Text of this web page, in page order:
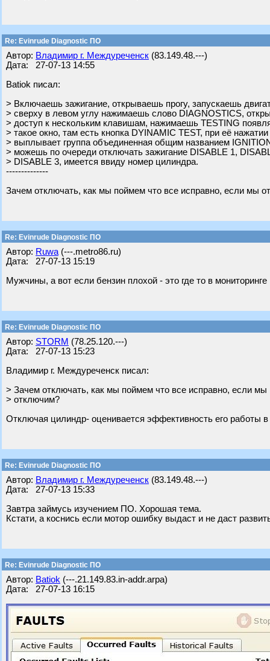
Re: Evinrude Diagnostic ПО
Автор: Владимир г. Междуреченск (83.149.48.---)
Дата: 27-07-13 14:55
Batiok писал:
> Включаешь зажигание, открываешь прогу, запускаешь
> сверху в левом углу нажимаешь слово DIAGNOSTICS,
> доступ к нескольким клавишам, нажимаешь TESTING
> такое окно, там есть кнопка DYINAMIC TEST, при её нажатии
> выплывает группа объединенная общим названием
> можешь по очереди отключать зажигание DISABLE 1,
> DISABLE 3, имеется ввиду номер цилиндра.
--------------
Зачем отключать, как мы поймем что все исправно, если мы
Re: Evinrude Diagnostic ПО
Автор: Ruwa (---.metro86.ru)
Дата: 27-07-13 15:19
Мужчины, а вот если бензин плохой - это где то в
Re: Evinrude Diagnostic ПО
Автор: STORM (78.25.120.---)
Дата: 27-07-13 15:23
Владимир г. Междуреченск писал:
> Зачем отключать, как мы поймем что все исправно, если мы
> отключим?
Отключая цилиндр- оценивается эффективность его работы
Re: Evinrude Diagnostic ПО
Автор: Владимир г. Междуреченск (83.149.48.---)
Дата: 27-07-13 15:33
Завтра займусь изучением ПО. Хорошая тема.
Кстати, а коснись если мотор ошибку выдаст и не даст
Re: Evinrude Diagnostic ПО
Автор: Batiok (---.21.149.83.in-addr.arpa)
Дата: 27-07-13 16:15